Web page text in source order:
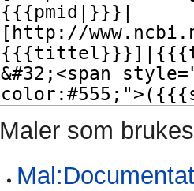
Maler som